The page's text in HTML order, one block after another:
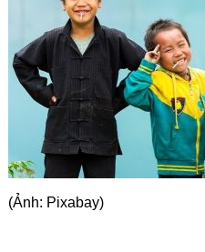
Góc chia sẻ
Liên hệ
Tìm kiếm
(Ảnh: Pixabay)